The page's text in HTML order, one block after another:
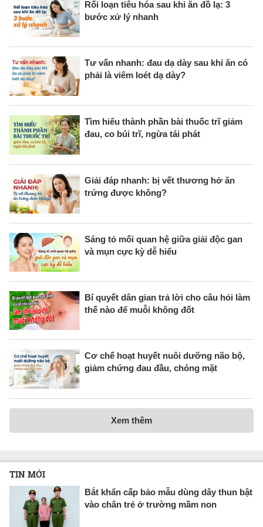
Rối loạn tiêu hóa sau khi ăn đồ lạ: 3
bước xử lý nhanh
Tư vấn nhanh: đau dạ dày sau khi ăn có
phải là viêm loét dạ dày?
Tìm hiểu thành phần bài thuốc trĩ giảm
đau, co búi trĩ, ngừa tái phát
Giải đáp nhanh: bị vết thương hở ăn
trứng được không?
Sáng tỏ mối quan hệ giữa giải độc gan
và mụn cực kỳ dễ hiểu
Bí quyết dân gian trả lời cho câu hỏi làm
thế nào để muỗi không đốt
Cơ chế hoạt huyết nuôi dưỡng não bộ,
giảm chứng đau đầu, chóng mặt
Xem thêm
TIN MỚI
Bắt khẩn cấp bảo mẫu dùng dây thun bật
vào chân trẻ ở trường mầm non